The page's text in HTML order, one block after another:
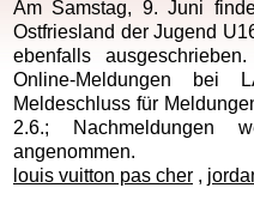
Am Samstag, 9. Juni
Ostfriesland der Jugend
ebenfalls
Online-Meldungen bei
Meldeschluss für
2.6.; Nachmeldungen
angenommen.
louis vuitton pas cher ,